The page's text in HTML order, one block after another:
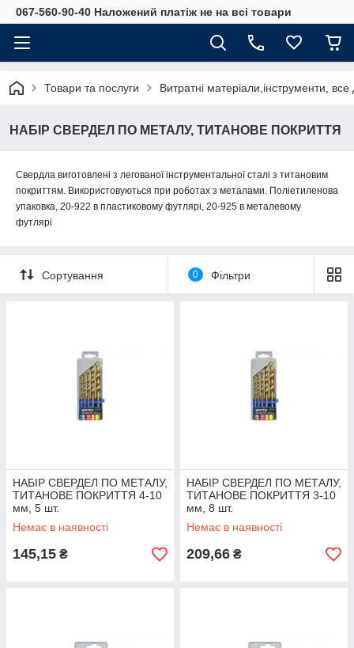
067-560-90-40 Наложений платіж не на всі товари
Товари та послуги Витратні матеріали,інструменти,
НАБІР СВЕРДЕЛ ПО МЕТАЛУ, ТИТАНОВЕ ПОКРИТТЯ
Свердла виготовлені з легованої інструментальної сталі з титановим
покриттям. Використовуються при роботах з металами. Поліетиленова
упаковка, 20-922 в пластиковому футлярі, 20-925 в металевому
футлярі
Сортування 0 Фільтри
НАБІР СВЕРДЕЛ ПО МЕТАЛУ,
ТИТАНОВЕ ПОКРИТТЯ 4-10
мм, 5 шт.
Немає в наявності
145,15 ₴
НАБІР СВЕРДЕЛ ПО МЕТАЛУ,
ТИТАНОВЕ ПОКРИТТЯ 3-10
мм, 8 шт.
Немає в наявності
209,66 ₴